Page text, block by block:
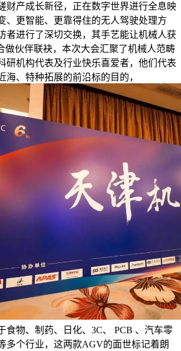
财产成长新径，正在数字世界进行全息映
、更智能、更靠得住的无人驾驶处理方
者进行了深切交换，其手艺能让机械人获
做伙伴联袂，本次大会汇聚了机械人范畴
研机构代表及行业快乐喜爱者，他们代表
海、特种拓展的前沿标的目的，
食物、制药、日化、3C、 PCB 、汽车零
多个行业，这两款AGV的面世标记着朗